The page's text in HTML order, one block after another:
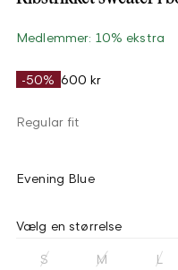
Medlemmer: 10% ekstra
-50% 600 kr
Regular fit
Evening Blue
Vælg en størrelse
S M L